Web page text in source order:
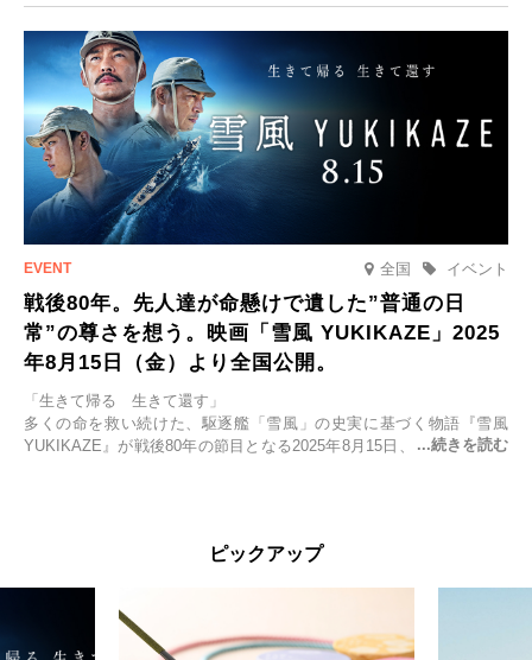
2025年9月12日(金)より発売いたします。
全国 イベント
戦後80年。先人達が命懸けで遺した”普通の日
常”の尊さを想う。映画「雪風 YUKIKAZE」2025
年8月15日（金）より全国公開。
「生きて帰る 生きて還す」
多くの命を救い続けた、駆逐艦「雪風」の史実に基づく物語『雪風
YUKIKAZE』が戦後80年の節目となる2025年8月15日、全国公開され
くの仲間の命を救い帰還させ、戦後まで生き抜き「幸運艦」と呼ばれ
主演は「雪風」の艦長・寺澤一利を演じる竹野内豊。先任伍長・早瀬
ピックアップ